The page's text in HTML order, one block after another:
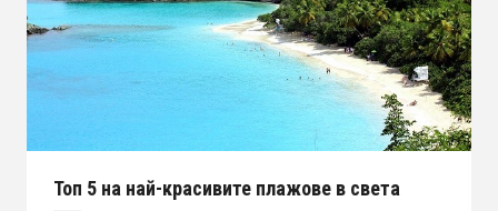
Топ 5 на най-красивите плажове в света